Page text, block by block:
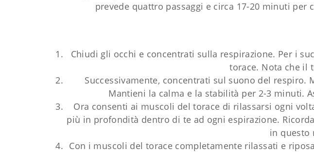
prevede quattro passaggi e circa 17-20 minuti
Chiudi gli occhi e concentrati sulla respirazione. Per i
torace. Nota che il
Successivamente, concentrati sul suono del
Mantieni la calma e la stabilità per 2-3 minuti.
Ora consenti ai muscoli del torace di rilassarsi ogni
più in profondità dentro di te ad ogni espirazione.
in questo
Con i muscoli del torace completamente rilassati e